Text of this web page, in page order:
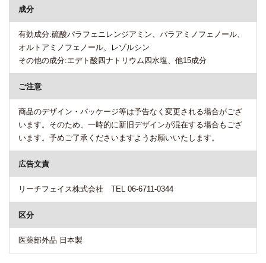
成分
有効成分:硫酸パラフェニレンジアミン、パラアミノフェノール、
オルトアミノフェノール、レゾルシン
その他の成分:エデト酸四ナトリウム四水塩、他15成分
ご注意
商品のデザイン・パッケージ等は予告なく変更される場合がござ
います。そのため、一時的に新旧デザインが混在する場合もござ
います。予めご了承くださいますようお願いいたします。
広告文責
リーチフェイス株式会社 TEL 06-6711-0344
区分
医薬部外品 日本製